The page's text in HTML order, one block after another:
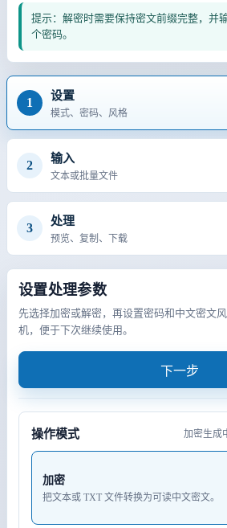
提示：解密时需要保持密文前缀完整，并
个密码。
1 设置
模式、密码、风格
2 输入
文本或批量文件
3 处理
预览、复制、下载
设置处理参数
先选择加密或解密，再设置密码和中文密文
机，便于下次继续使用。
下一步
操作模式 加密生成
加密
把文本或 TXT 文件转换为可读中文密文。